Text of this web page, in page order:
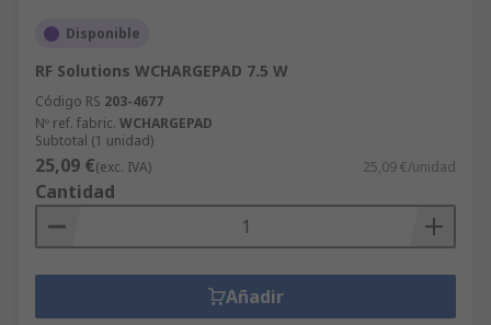
Disponible
RF Solutions WCHARGEPAD 7.5 W
Código RS 203-4677
Nº ref. fabric. WCHARGEPAD
Subtotal (1 unidad)
25,09 €(exc. IVA) 25,09 €/unidad
Cantidad
Añadir